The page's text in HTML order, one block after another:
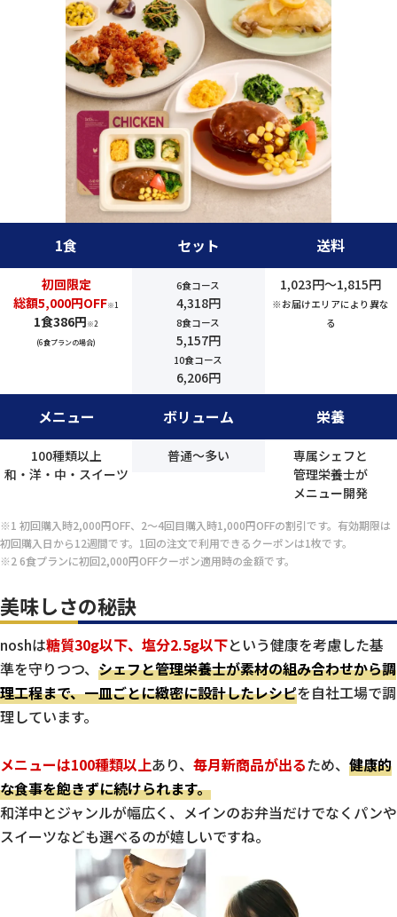
1食
初回限定
総額5,000円OFF※1
1食386円※2
(6食プランの場合)
セット
6食コース
4,318円
8食コース
5,157円
10食コース
6,206円
送料
1,023円～1,815円
※お届けエリアにより異な
る
メニュー
100種類以上
和・洋・中・スイーツ
ボリューム
普通～多い
栄養
専属シェフと
管理栄養士が
メニュー開発
※1 初回購入時2,000円OFF、2～4回目購入時1,000円OFFの割引です。有効期限は
初回購入日から12週間です。1回の注文で利用できるクーポンは1枚です。
※2 6食プランに初回2,000円OFFクーポン適用時の金額です。
美味しさの秘訣
noshは糖質30g以下、塩分2.5g以下という健康を考慮した基
準を守りつつ、 シェフと管理栄養士が素材の組み合わせから調
理工程まで、一皿ごとに緻密に設計したレシピを自社工場で調
理しています。
メニューは100種類以上あり、 毎月新商品が出るため、 健康的
な食事を飽きずに続けられます。
和洋中とジャンルが幅広く、メインのお弁当だけでなくパンや
スイーツなども選べるのが嬉しいですね。